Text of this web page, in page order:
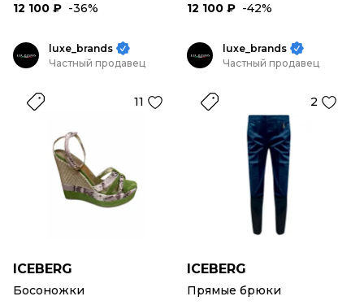
12 100 ₽ -36% 12 100 ₽ -42%
luxe_brands
Частный продавец
11
ICEBERG
Босоножки
luxe_brands
Частный продавец
2
ICEBERG
Прямые брюки